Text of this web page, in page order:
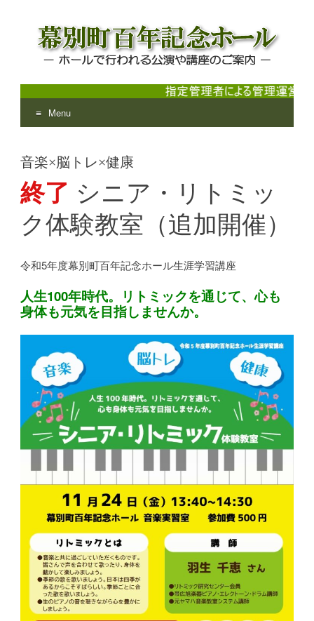
幕別町百年記念ホール
ホールで行われる公演や講座のご案内
Menu
to
content
音楽×脳トレ×健康
終了 シニア・リトミッ
ク体験教室（追加開催）
令和5年度幕別町百年記念ホール生涯学習講座
人生100年時代。リトミックを通じて、心も
身体も元気を目指しませんか。